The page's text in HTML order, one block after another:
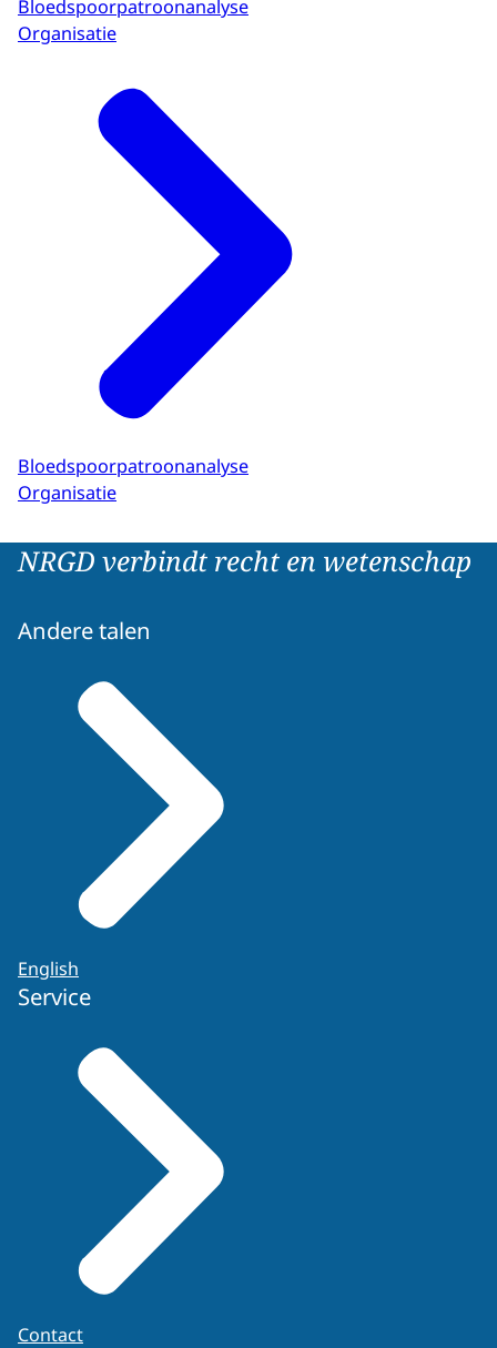
Bloedspoorpatroonanalyse
Organisatie
Bloedspoorpatroonanalyse
Organisatie
NRGD verbindt recht en wetenschap
Andere talen
English
Service
Contact